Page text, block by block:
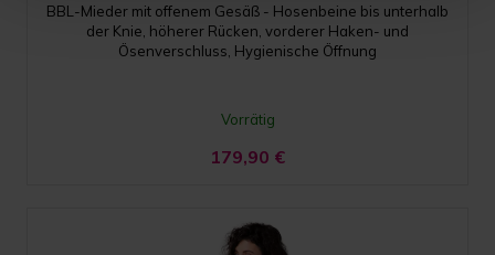
BBL-Mieder mit offenem Gesäß - Hosenbeine bis unterhalb
der Knie, höherer Rücken, vorderer Haken- und
Ösenverschluss, Hygienische Öffnung
Vorrätig
179,90 €